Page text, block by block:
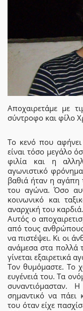
Αποχαιρετάμε με
σύντροφο και φίλο
Το κενό που αφήνει
είναι τόσο μεγάλο
φιλία και η
αγωνιστικό
βαθιά ήταν η αγάπη
του αγώνα. Όσο
κοινωνικό και
αναρχική του καρδιά.
Αυτός ο
από τους
να πιστέψει. Κι οι
ανάμεσα στα πολλά
γίνεται εξαιρετικά
Τον θυμόμαστε. Το
ευγένειά του. Τα
σημαντικό να πάει
του όταν είχε